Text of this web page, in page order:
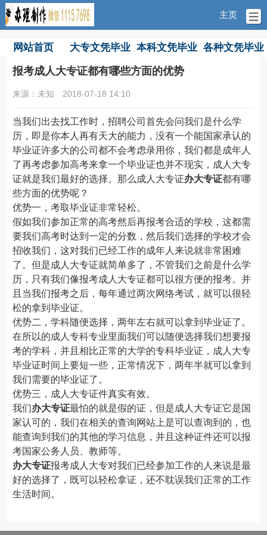
主页
网站首页
大专文凭毕业
证
本科文凭毕业
证
各种文凭毕业
报考成人大专证都有哪些方面的优势
来源：未知 2018-07-18 14:10
当我们出去找工作时，招聘公司首先会问我们是什么学
历，即是你本人再有天大的能力，没有一个能国家承认的
毕业证许多大的公司都不会考虑录用你，我们都是成年人
了再考虑参加高考来拿一个毕业证也并不现实，成人大专
证就是我们最好的选择。那么成人大专证办大专证都有哪
些方面的优势呢？
优势一，考取毕业证非常轻松。
假如我们参加正常的高考然后再报考合适的学校，这都需
要我们高考时达到一定的分数，然后我们选择的学校才会
招收我们，这对我们已经工作的成年人来说就非常困难
了。但是成人大专证就简单多了，不管我们之前是什么学
历，只有我们像报考成人大专证都可以很方便的报考。并
且当我们报考之后，每年通过两次网络考试，就可以很轻
松的拿到毕业证。
优势二，学科随便选择，两年左右就可以拿到毕业证了。
在所以的成人专科专业里面我们可以随便选择我们想要报
考的学科，并且相比正常的大学的专科毕业证，成人大专
毕业证时间上要短一些，正常情况下，两年半就可以拿到
我们需要的毕业证了。
优势三，成人大专证件真实有效。
我们办大专证最怕的就是假的证，但是成人大专证它是国
家认可的，我们在相关的查询网站上是可以查询到的，也
能查询到我们的其他的学习信息，并且这种证件还可以报
考国家公务人员、教师等。
办大专证报考成人大专对我们已经参加工作的人来说是最
好的选择了，既可以轻松拿证，还不耽误我们正常的工作
生活时间。